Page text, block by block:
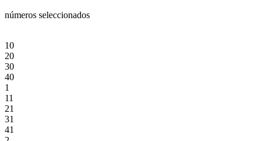
números seleccionados
10
20
30
40
1
11
21
31
41